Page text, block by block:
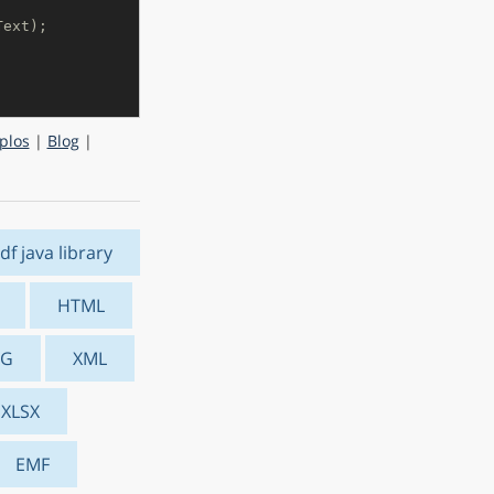
| Blog|
java library
HTML
XML
XLSX
EMF